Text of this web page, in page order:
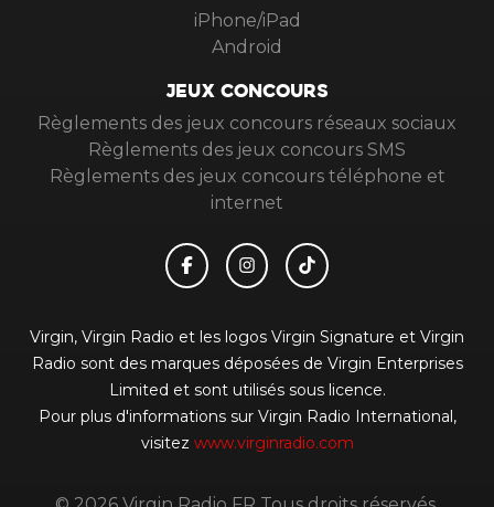
iPhone/iPad
Android
JEUX CONCOURS
Règlements des jeux concours réseaux sociaux
Règlements des jeux concours SMS
Règlements des jeux concours téléphone et
internet
Virgin, Virgin Radio et les logos Virgin Signature et Virgin
Radio sont des marques déposées de Virgin Enterprises
Limited et sont utilisés sous licence.
Pour plus d'informations sur Virgin Radio International,
visitez www.virginradio.com